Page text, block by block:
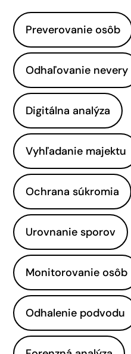
Preverovanie osôb
Odhaľovanie nevery
Digitálna analýza
Vyhľadanie majektu
Ochrana súkromia
Urovnanie sporov
Monitorovanie osôb
Odhalenie podvodu